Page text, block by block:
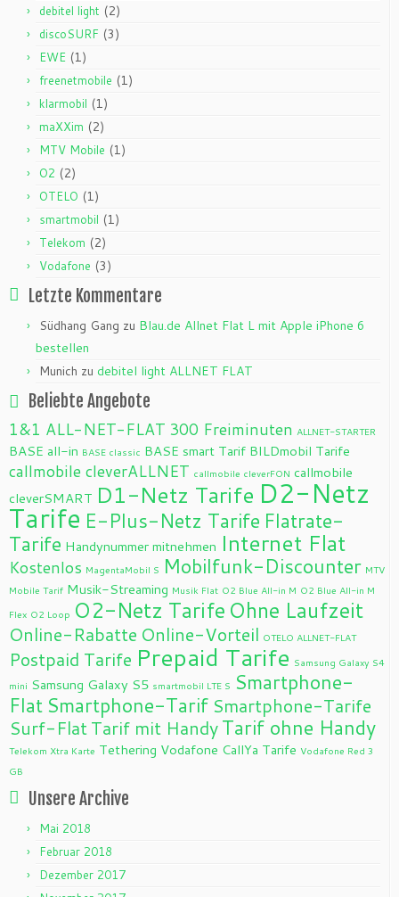
debitel light (2)
discoSURF (3)
EWE (1)
freenetmobile (1)
klarmobil (1)
maXXim (2)
MTV Mobile (1)
O2 (2)
OTELO (1)
smartmobil (1)
Telekom (2)
Vodafone (3)
Letzte Kommentare
Südhang Gang zu Blau.de Allnet Flat L mit Apple iPhone 6
bestellen
Munich zu debitel light ALLNET FLAT
Beliebte Angebote
1&1 ALL-NET-FLAT 300 Freiminuten ALLNET-STARTER
BASE all-in BASE classic BASE smart Tarif BILDmobil Tarife
callmobile cleverALLNET callmobile cleverFON callmobile
cleverSMART D1-Netz Tarife D2-Netz
Tarife E-Plus-Netz Tarife Flatrate-
Tarife Handynummer mitnehmen Internet Flat
Kostenlos MagentaMobil S Mobilfunk-Discounter MTV
Mobile Tarif Musik-Streaming Musik Flat O2 Blue All-in M O2 Blue All-in M
Flex O2 Loop O2-Netz Tarife Ohne Laufzeit
Online-Rabatte Online-Vorteil OTELO ALLNET-FLAT
Postpaid Tarife Prepaid Tarife Samsung Galaxy S4
mini Samsung Galaxy S5 smartmobil LTE S Smartphone-
FlatSmartphone-Tarif Smartphone-Tarife
Surf-FlatTarif mit HandyTarif ohne Handy
Telekom Xtra Karte Tethering Vodafone CallYa Tarife Vodafone Red 3
GB
Unsere Archive
Mai 2018
Februar 2018
Dezember 2017